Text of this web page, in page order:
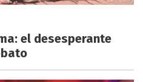
el desesperante